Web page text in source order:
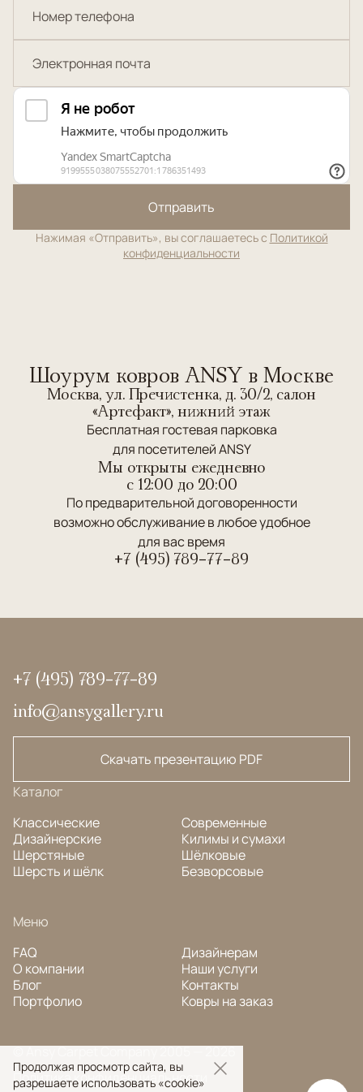
Отправить
Нажимая «Отправить», вы соглашаетесь с Политикой
конфиденциальности
Шоурум ковров ANSY в Москве
Москва, ул. Пречистенка, д. 30/2, салон
«Артефакт», нижний этаж
Бесплатная гостевая парковка
для посетителей ANSY
Мы открыты ежедневно
c 12:00 до 20:00
По предварительной договоренности
возможно обслуживание в любое удобное
для вас время
+7 (495) 789-77-89
+7 (495) 789-77-89
info@ansygallery.ru
Скачать презентацию PDF
Каталог
Классические
Дизайнерские
Шерстяные
Шерсть и шёлк
Современные
Килимы и сумахи
Шёлковые
Безворсовые
Меню
FAQ
О компании
Блог
Портфолио
Дизайнерам
Наши услуги
Контакты
Ковры на заказ
© Ansy Carpet Company 2005 — 2026
Политика конфиденциальности
Продолжая просмотр сайта, вы
разрешаете использовать «cookie»